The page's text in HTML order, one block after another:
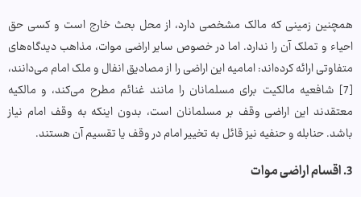
همچنین زمینی که مالک مشخصی دارد، از محل بحث خارج است و کسی حق
احیاء و تملک آن را ندارد. اما در خصوص سایر اراضی موات، مذاهب دیدگاه‌های
متفاوتی ارائه کرده‌اند: امامیه این اراضی را از مصادیق انفال و ملک امام می‌دانند،
[7] شافعیه مالکیت برای مسلمانان را مانند غنائم مطرح می‌کند، و مالکیه
معتقدند این اراضی وقف بر مسلمانان است، بدون اینکه به وقف امام نیاز
باشد. حنابله و حنفیه نیز قائل به تخییر امام در وقف یا تقسیم آن هستند.
3. اقسام اراضی موات